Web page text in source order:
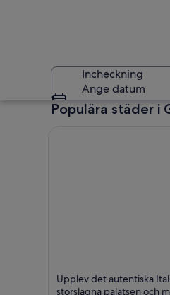
Incheckning
Ange datum
Populära städer i
Genua
Hamnar, Historisk och
Upplev det autentiska
storslagna palatsen och